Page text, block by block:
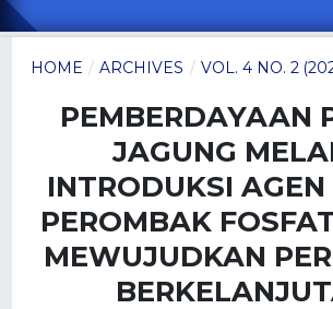
HOME / ARCHIVES / VOL. 4 NO. 2
PEMBERDAYAAN
JAGUNG
INTRODUKSI
PEROMBAK
MEWUJUDKAN